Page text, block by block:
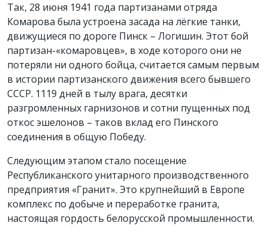
Так, 28 июня 1941 года партизанами отряда
Комарова была устроена засада на лёгкие танки,
движущиеся по дороге Пинск – Логишин. Этот бой
партизан-«комаровцев», в ходе которого они не
потеряли ни одного бойца, считается самым первым
в истории партизанского движения всего бывшего
СССР. 1119 дней в тылу врага, десятки
разгромленных гарнизонов и сотни пущенных под
откос эшелонов – таков вклад его Пинского
соединения в общую Победу.
Следующим этапом стало посещение
Республиканского унитарного производственного
предприятия «Гранит». Это крупнейший в Европе
комплекс по добыче и переработке гранита,
настоящая гордость белорусской промышленности.